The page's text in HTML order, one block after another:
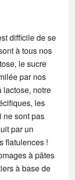
difficile de se
à tous nos
le sucre
par nos
lactose, notre
les
ne sont pas
par un
flatulences !
à pâtes
à base de